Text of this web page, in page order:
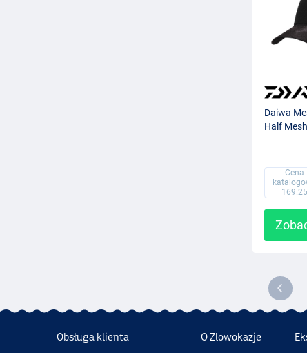
Daiwa
Half
Cena
169.25
Obsługa klienta O Zlowokazje